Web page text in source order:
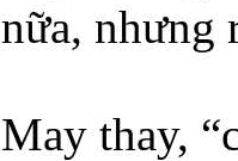
nữa, nhưng
May thay,